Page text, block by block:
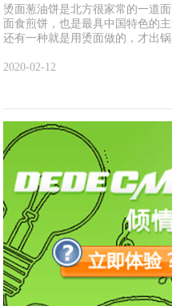
烫面葱油饼是北方很家常的一道
面食煎饼，也是最具中国特色的
还有一种就是用烫面做的，才出
2020-02-12